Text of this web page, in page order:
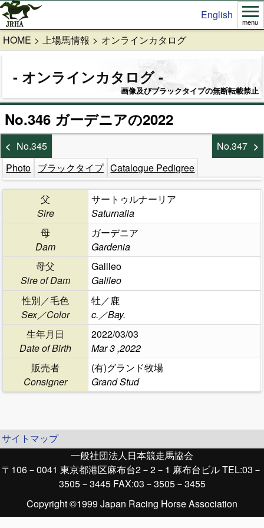
English
menu
HOME 上場馬情報 オンラインカタログ
オンラインカタログ
画像及びブラックタイプの無断転載禁止
No.346 ガーデニアの2022
No.345
No.347
Photo ブラックタイプ Catalogue Pedigree
父
Sire
サートゥルナーリア
Saturnalia
母
Dam
ガーデニア
Gardenia
母父
Sire of Dam
Galileo
Galileo
性別／毛色
Sex／Color
牡／鹿
c.／Bay.
生年月日
Date of Birth
2022/03/03
Mar 3 ,2022
販売者
Consigner
(有)グランド牧場
Grand Stud
サイトマップ
一般社団法人日本競走馬協会
〒106－0041 東京都港区麻布台2－2－1 麻布台ビル TEL:03－
3505－3445 FAX:03－3505－3455
Copyright ©1999 Japan Racing Horse Association